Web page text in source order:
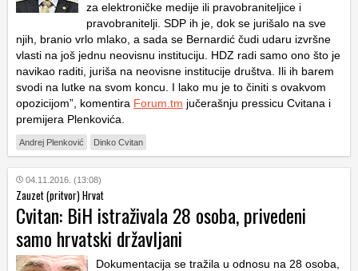
za elektroničke medije ili pravobraniteljice i
pravobranitelji. SDP ih je, dok se jurišalo na sve
njih, branio vrlo mlako, a sada se Bernardić čudi udaru izvršne
vlasti na još jednu neovisnu instituciju. HDZ radi samo ono što je
navikao raditi, juriša na neovisne institucije društva. Ili ih barem
svodi na lutke na svom koncu. I lako mu je to činiti s ovakvom
opozicijom”, komentira Forum.tm jučerašnju pressicu Cvitana i
premijera Plenkovića.
Andrej Plenković Dinko Cvitan
04.11.2016. (13:08)
Zauzet (pritvor) Hrvat
Cvitan: BiH istraživala 28 osoba, privedeni
samo hrvatski državljani
Dokumentacija se tražila u odnosu na 28 osoba,